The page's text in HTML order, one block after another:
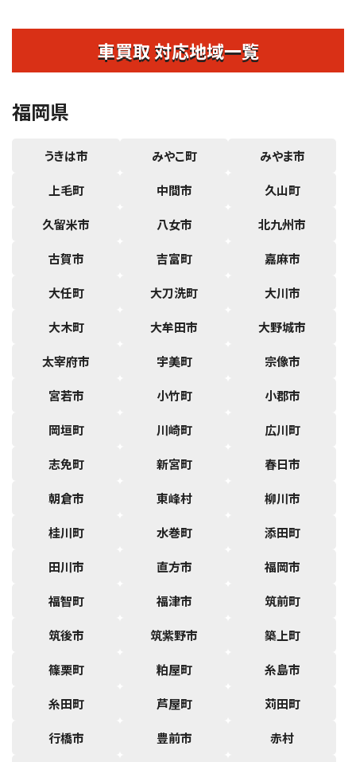
車買取 対応地域一覧
福岡県
うきは市 みやこ町 みやま市
上毛町 中間市 久山町
久留米市 八女市 北九州市
古賀市 吉富町 嘉麻市
大任町 大刀洗町 大川市
大木町 大牟田市 大野城市
太宰府市 宇美町 宗像市
宮若市 小竹町 小郡市
岡垣町 川崎町 広川町
志免町 新宮町 春日市
朝倉市 東峰村 柳川市
桂川町 水巻町 添田町
田川市 直方市 福岡市
福智町 福津市 筑前町
筑後市 筑紫野市 築上町
篠栗町 粕屋町 糸島市
糸田町 芦屋町 苅田町
行橋市 豊前市 赤村